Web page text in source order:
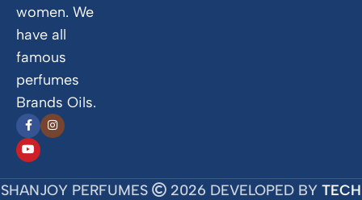
women. We
have all
famous
perfumes
Brands Oils.
SHANJOY PERFUMES 2026 DEVELOPED BY TECH